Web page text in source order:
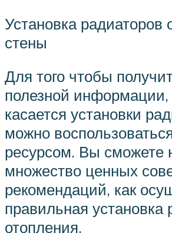
Установка радиаторов
стены
Для того чтобы
полезной информации,
касается установки
можно
ресурсом. Вы сможете
множество ценных
рекомендаций, как
правильная установка
отопления.